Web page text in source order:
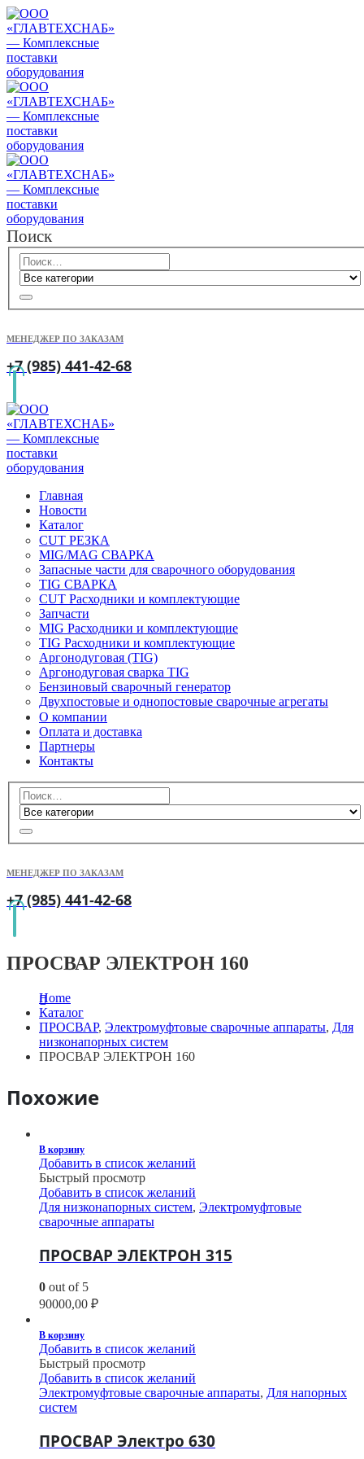
Поиск
МЕНЕДЖЕР ПО ЗАКАЗАМ
+7 (985) 441-42-68
Главная
Новости
Каталог
CUT РЕЗКА
MIG/MAG СВАРКА
Запасные части для сварочного оборудования
TIG СВАРКА
CUT Расходники и комплектующие
Запчасти
MIG Расходники и комплектующие
TIG Расходники и комплектующие
Аргонодуговая (TIG)
Аргонодуговая сварка TIG
Бензиновый сварочный генератор
Двухпостовые и однопостовые сварочные агрегаты
О компании
Оплата и доставка
Партнеры
Контакты
МЕНЕДЖЕР ПО ЗАКАЗАМ
+7 (985) 441-42-68
ПРОСВАР ЭЛЕКТРОН 160
Home
Каталог
ПРОСВАР, Электромуфтовые сварочные аппараты, Для
низконапорных систем
ПРОСВАР ЭЛЕКТРОН 160
Похожие
В корзину
Добавить в список желаний
Быстрый просмотр
Добавить в список желаний
Для низконапорных систем, Электромуфтовые
сварочные аппараты
ПРОСВАР ЭЛЕКТРОН 315
0 out of 5
90000,00 ₽
В корзину
Добавить в список желаний
Быстрый просмотр
Добавить в список желаний
Электромуфтовые сварочные аппараты, Для напорных
систем
ПРОСВАР Электро 630